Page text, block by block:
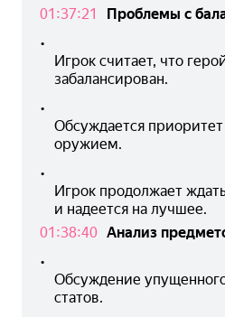
01:37:21
Проблемы с
Игрок считает, что
забалансирован.
Обсуждается
оружием.
Игрок продолжает
и надеется на лучшее.
01:38:40 Анализ
Обсуждение
статов.